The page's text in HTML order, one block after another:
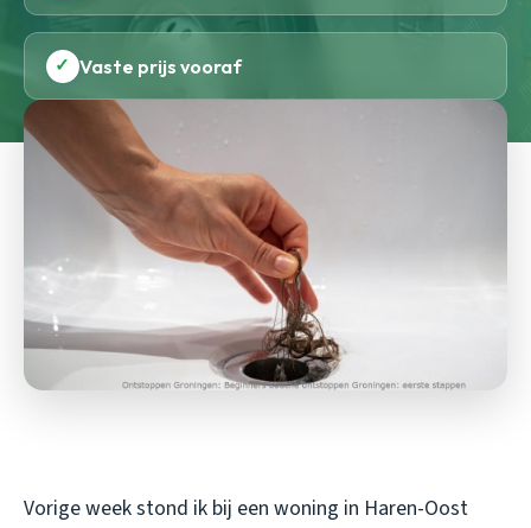
✓ Vaste prijs vooraf
Vorige week stond ik bij een woning in Haren-Oost